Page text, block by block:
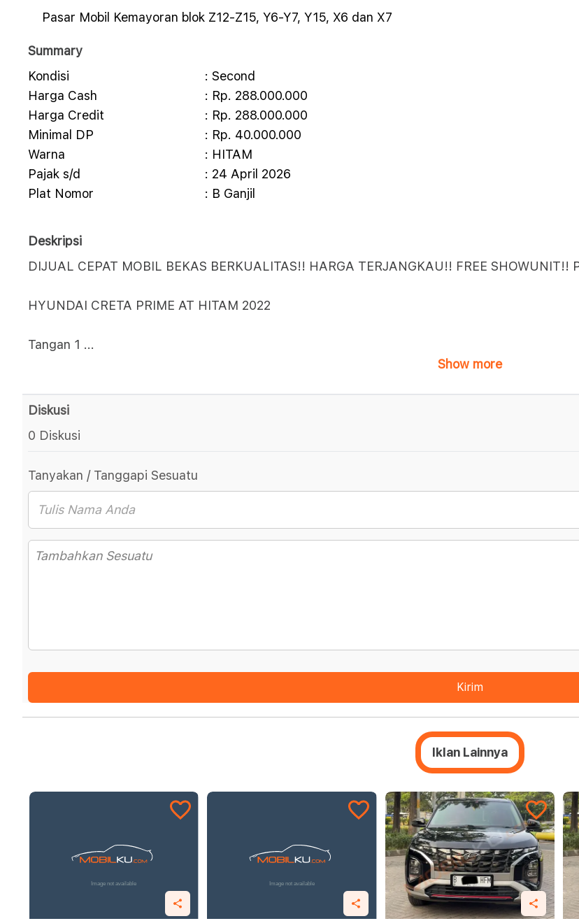
Pasar Mobil Kemayoran blok Z12-Z15, Y6-Y7, Y15, X6 dan X7
Summary
Kondisi
: Second
Harga Cash
: Rp. 288.000.000
Harga Credit
: Rp. 288.000.000
Minimal DP
: Rp. 40.000.000
Warna
: HITAM
Pajak s/d
: 24 April 2026
Plat Nomor
: B Ganjil
Deskripsi
DIJUAL CEPAT MOBIL BEKAS BERKUALITAS!! HARGA TERJANGKAU!! FREE SHOWUNIT!!
HYUNDAI CRETA PRIME AT HITAM 2022
Tangan 1 ...
Show more
Diskusi
0 Diskusi
Tanyakan / Tanggapi Sesuatu
Kirim
Iklan Lainnya